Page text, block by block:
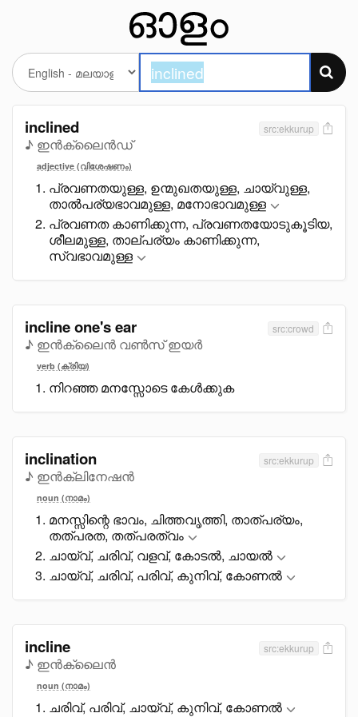
inclined
♪ ഇൻക്ലൈൻഡ്
src:ekkurup
adjective (വിശേഷണം)
പ്രവണതയുള്ള, ഉന്മുഖതയുള്ള, ചായ്വുള്ള,
താൽപര്യഭാവമുള്ള, മനോഭാവമുള്ള
പ്രവണത കാണിക്കുന്ന, പ്രവണതയോടുകൂടിയ,
ശീലമുള്ള, താല്പര്യം കാണിക്കുന്ന,
സ്വഭാവമുള്ള
incline one's ear
♪ ഇൻക്ലൈൻ വൺസ് ഇയർ
src:crowd
verb (ക്രിയ)
നിറഞ്ഞ മനസ്സോടെ കേൾക്കുക
inclination
♪ ഇൻക്ലിനേഷൻ
src:ekkurup
noun (നാമം)
മനസ്സിന്റെ ഭാവം, ചിത്തവൃത്തി, താത്പര്യം,
തത്പരത, തത്പരത്വം
ചായ്വ്, ചരിവ്, വളവ്, കോടൽ, ചായൽ
ചായ്വ്, ചരിവ്, പരിവ്, കുനിവ്, കോണൽ
incline
♪ ഇൻക്ലൈൻ
src:ekkurup
noun (നാമം)
ചരിവ്, പരിവ്, ചായ്വ്, കുനിവ്, കോണൽ